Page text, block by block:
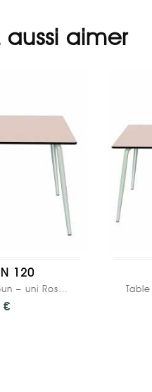
aussi aimer
120
Table de Jardin Sun – uni Rose Poudré - Pieds...
€